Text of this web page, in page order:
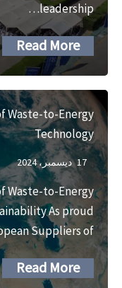
leadership…
Read More
Waste-to-Energy
Technology
17 ديسمبر، 2024
Waste-to-Energy
As proud
Suppliers of…
Read More